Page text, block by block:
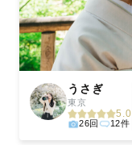
うさぎ
東京
5.0
26回 12件